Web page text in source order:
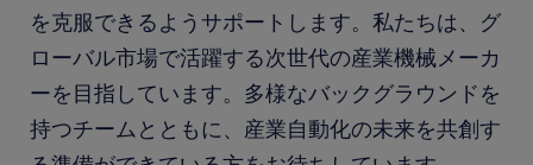
を克服できるようサポートします。私たちは、グ
ローバル市場で活躍する次世代の産業機械メーカ
ーを目指しています。多様なバックグラウンドを
持つチームとともに、産業自動化の未来を共創す